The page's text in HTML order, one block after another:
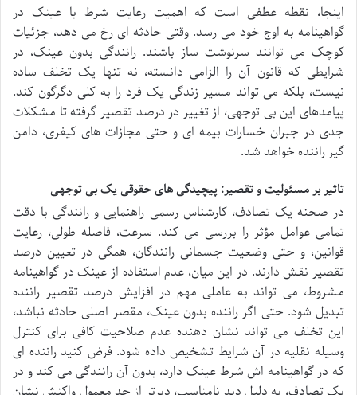
اینجا، نقطه عطفی است که اهمیت رعایت شرط با عینک در
گواهینامه به اوج خود می رسد. وقتی حادثه ای رخ می دهد، جزئیات
کوچک می توانند سرنوشت ساز باشند. رانندگی بدون عینک، در
شرایطی که قانون آن را الزامی دانسته، نه تنها یک تخلف ساده
نیست، بلکه می تواند مسیر زندگی یک فرد را به کلی دگرگون کند.
پیامدهای این بی توجهی، از تغییر در درصد تقصیر گرفته تا مشکلات
جدی در جبران خسارات بیمه ای و حتی مجازات های کیفری، دامن
گیر راننده خواهد شد.
تاثیر بر مسئولیت و تقصیر: پیچیدگی های حقوقی یک بی توجهی
در صحنه یک تصادف، کارشناس رسمی راهنمایی و رانندگی با دقت
تمامی عوامل مؤثر را بررسی می کند. سرعت، فاصله طولی، رعایت
قوانین، و حتی وضعیت جسمانی رانندگان، همگی در تعیین درصد
تقصیر نقش دارند. در این میان، عدم استفاده از عینک در گواهینامه
مشروط، می تواند به عاملی مهم در افزایش درصد تقصیر راننده
تبدیل شود. حتی اگر راننده بدون عینک، مقصر اصلی حادثه نباشد،
این تخلف می تواند نشان دهنده عدم صلاحیت کافی برای کنترل
وسیله نقلیه در آن شرایط تشخیص داده شود. فرض کنید راننده ای
که در گواهینامه اش شرط عینک دارد، بدون آن رانندگی می کند و در